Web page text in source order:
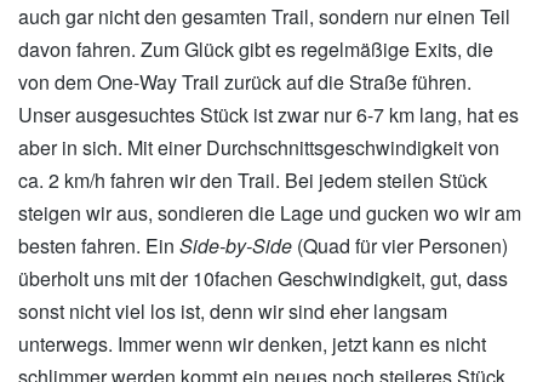
auch gar nicht den gesamten Trail, sondern nur einen Teil
davon fahren. Zum Glück gibt es regelmäßige Exits, die
von dem One-Way Trail zurück auf die Straße führen.
Unser ausgesuchtes Stück ist zwar nur 6-7 km lang, hat es
aber in sich. Mit einer Durchschnittsgeschwindigkeit von
ca. 2 km/h fahren wir den Trail. Bei jedem steilen Stück
steigen wir aus, sondieren die Lage und gucken wo wir am
besten fahren. Ein Side-by-Side (Quad für vier Personen)
überholt uns mit der 10fachen Geschwindigkeit, gut, dass
sonst nicht viel los ist, denn wir sind eher langsam
unterwegs. Immer wenn wir denken, jetzt kann es nicht
schlimmer werden kommt ein neues noch steileres Stück